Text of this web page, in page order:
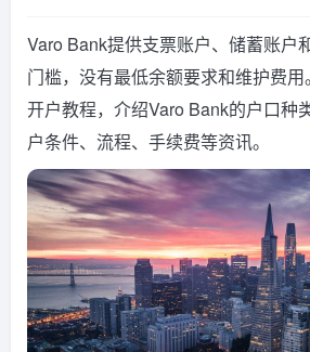
Varo Bank提供支票账户、储蓄账户
门槛，没有最低余额要求和维护费
开户教程，介绍Varo Bank的户口种
户条件、流程、手续费等资讯。